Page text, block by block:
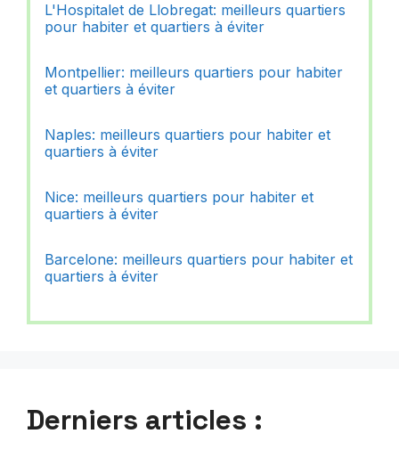
L'Hospitalet de Llobregat: meilleurs quartiers
pour habiter et quartiers à éviter
Montpellier: meilleurs quartiers pour habiter
et quartiers à éviter
Naples: meilleurs quartiers pour habiter et
quartiers à éviter
Nice: meilleurs quartiers pour habiter et
quartiers à éviter
Barcelone: meilleurs quartiers pour habiter et
quartiers à éviter
Derniers articles :